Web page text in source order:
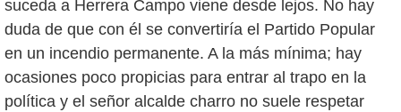
suceda a Herrera Campo viene desde lejos. No hay
duda de que con él se convertiría el Partido Popular
en un incendio permanente. A la más mínima; hay
ocasiones poco propicias para entrar al trapo en la
política y el señor alcalde charro no suele respetar